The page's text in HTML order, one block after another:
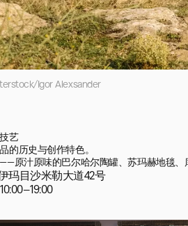
Igor Alexsander
艺
的历史与创作特色。
原汁原味的巴尔哈尔陶罐、苏玛赫地毯、
玛目沙米勒大道42号